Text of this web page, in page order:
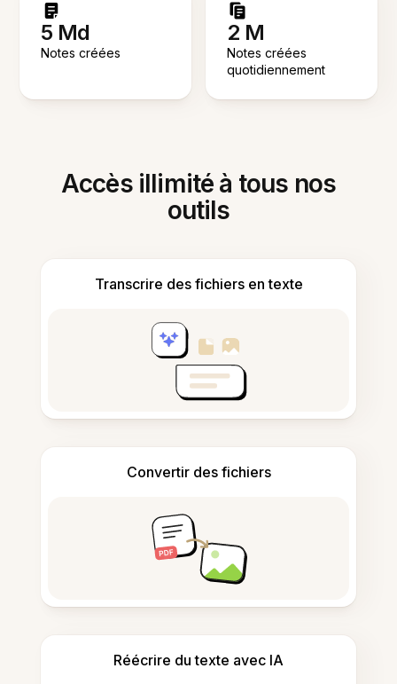
5 Md
Notes créées
2 M
Notes créées
quotidiennement
Accès illimité à tous nos
outils
Transcrire des fichiers en texte
Convertir des fichiers
Réécrire du texte avec IA